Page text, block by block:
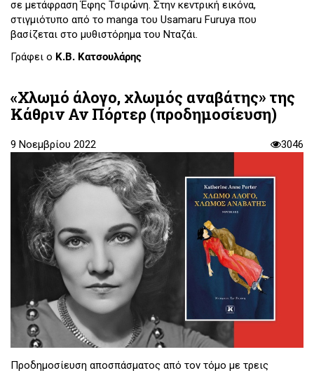
σε μετάφραση Έφης Τσιρώνη. Στην κεντρική εικόνα,
στιγμιότυπο από το manga του Usamaru Furuya που
βασίζεται στο μυθιστόρημα του Νταζάι.
Γράφει ο Κ.Β. Κατσουλάρης
«Χλωμό άλογο, χλωμός αναβάτης» της
Κάθριν Αν Πόρτερ (προδημοσίευση)
9 Νοεμβρίου 2022 3046
Προδημοσίευση αποσπάσματος από τον τόμο με τρεις